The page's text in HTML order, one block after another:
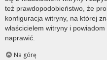
też prawdopodobieństwo, że
konfiguracja witryny, na której
właścicielem witryny i
naprawić.
Na górę